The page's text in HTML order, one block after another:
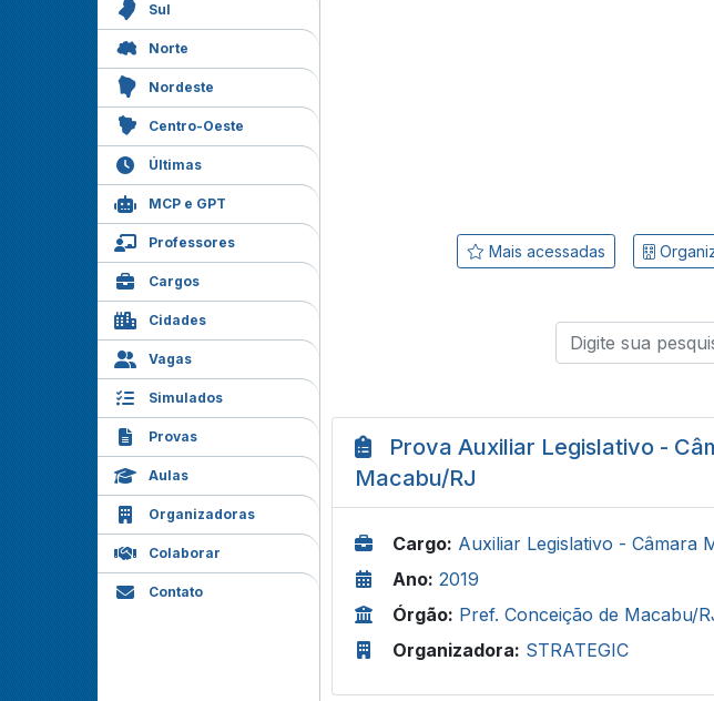
Sul
Norte
Nordeste
Centro-Oeste
Últimas
MCP e GPT
Professores
Cargos
Cidades
Vagas
Simulados
Provas
Aulas
Organizadoras
Colaborar
Contato
Mais acessadas
Prova Auxiliar Legislativo -
Macabu/RJ
Cargo: Auxiliar Legislativo - Câmara
Ano: 2019
Órgão: Pref. Conceição de Macabu/
Organizadora: STRATEGIC